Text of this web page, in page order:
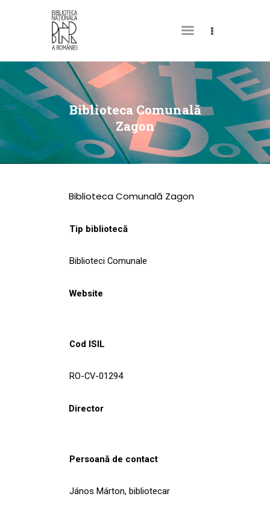
Biblioteca Comunală
Zagon
DESPRE NOI
PERMISUL MEU DE
BIBLIOTECĂ
CATALOAGE ȘI
COLECȚII
CULTURALE
NOUTĂȚI
Biblioteca Comunală Zagon
Tip bibliotecă
Biblioteci Comunale
Website
Cod ISIL
RO-CV-01294
Director
Persoană de contact
János Márton, bibliotecar